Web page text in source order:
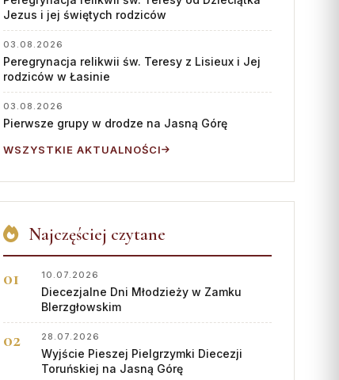
Dane kurii
Kalendarz liturgiczny
Jezus i jej świętych rodziców
03.08.2026
Peregrynacja relikwii św. Teresy z Lisieux i Jej
rodziców w Łasinie
03.08.2026
Pierwsze grupy w drodze na Jasną Górę
WSZYSTKIE AKTUALNOŚCI
Najczęściej czytane
10.07.2026
Diecezjalne Dni Młodzieży w Zamku
BIerzgłowskim
28.07.2026
Wyjście Pieszej Pielgrzymki Diecezji
Toruńskiej na Jasną Górę